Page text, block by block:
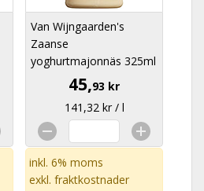
Van Wijngaarden's
Zaanse
yoghurtmajonnäs 325ml
45,93 kr
141,32 kr / l
inkl. 6% moms
exkl. fraktkostnader